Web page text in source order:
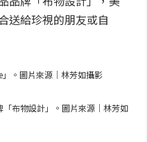
送給珍視的朋友或自
。圖片來源｜林芳如攝影
布物設計」。圖片來源｜林芳如